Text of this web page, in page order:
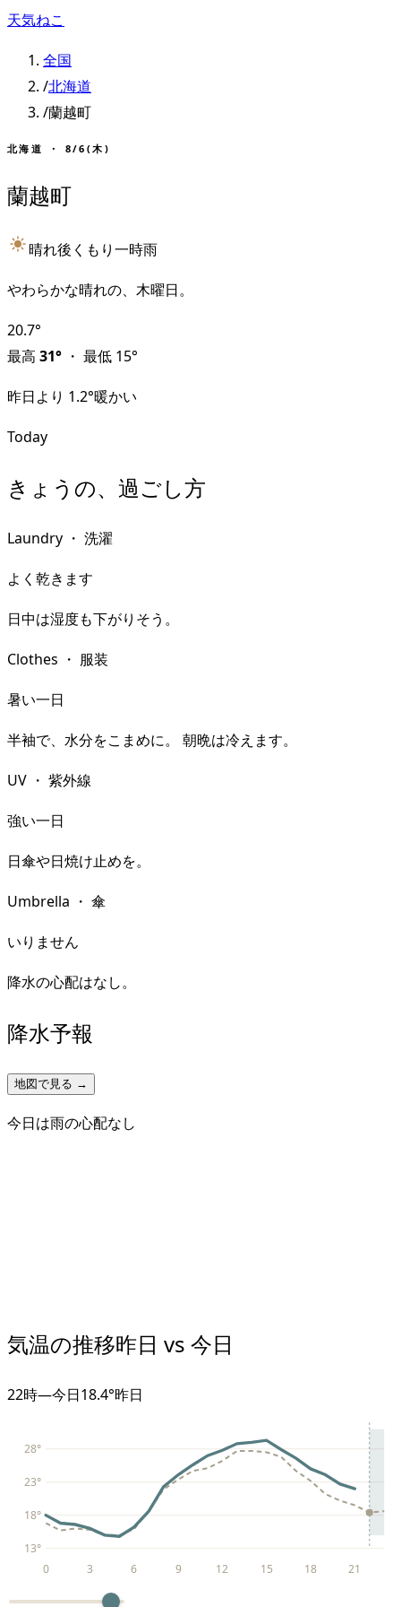
天気ねこ
全国
/北海道
/蘭越町
北海道 ・ 8/6(木)
蘭越町
晴れ後くもり一時雨
やわらかな晴れの、木曜日。
20.7°
最高 31° ・ 最低 15°
昨日より 1.2°暖かい
Today
きょうの、過ごし方
Laundry ・ 洗濯
よく乾きます
日中は湿度も下がりそう。
Clothes ・ 服装
暑い一日
半袖で、水分をこまめに。 朝晩は冷えます。
UV ・ 紫外線
強い一日
日傘や日焼け止めを。
Umbrella ・ 傘
いりません
降水の心配はなし。
降水予報
地図で見る →
今日は雨の心配なし
気温の推移昨日 vs 今日
22時—今日18.4°昨日
13°
18°
23°
28°
0 3 6 9 12 15 18 21